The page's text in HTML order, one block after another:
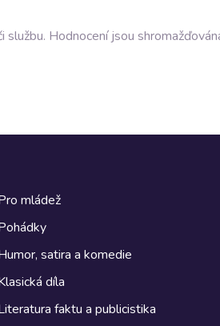
Hodnocení jsou
mládež
satira a komedie
díla
faktu a publicistika